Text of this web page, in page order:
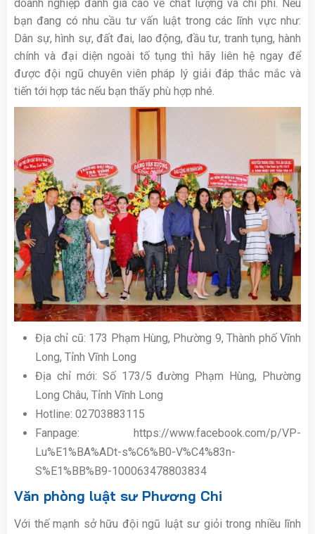
doanh nghiệp đánh giá cao về chất lượng và chi phí. Nếu
bạn đang có nhu cầu tư vấn luật trong các lĩnh vực như:
Dân sự, hình sự, đất đai, lao động, đầu tư, tranh tụng, hành
chính và đại diện ngoài tố tụng thì hãy liên hệ ngay để
được đội ngũ chuyên viên pháp lý giải đáp thắc mắc và
tiến tới hợp tác nếu bạn thấy phù hợp nhé.
Địa chỉ cũ: 173 Phạm Hùng, Phường 9, Thành phố Vĩnh
Long, Tỉnh Vĩnh Long
Địa chỉ mới: Số 173/5 đường Phạm Hùng, Phường
Long Châu, Tỉnh Vĩnh Long
Hotline: 02703883115
Fanpage: https://www.facebook.com/p/VP-
Lu%E1%BA%ADt-s%C6%B0-V%C4%83n-
S%E1%BB%B9-100063478803834
Văn phòng luật sư Phương Chi
Với thế mạnh sở hữu đội ngũ luật sư giỏi trong nhiều lĩnh